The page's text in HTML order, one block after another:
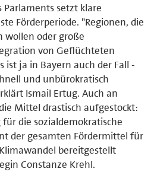
setzt klare
Förderperiode. "Regionen, die
wollen oder große
von Geflüchteten
ja in Bayern auch der Fall -
und unbürokratisch
Ismail Ertug. Auch an
Mittel drastisch aufgestockt:
die sozialdemokratische
der gesamten Fördermittel für
bereitgestellt
Constanze Krehl.